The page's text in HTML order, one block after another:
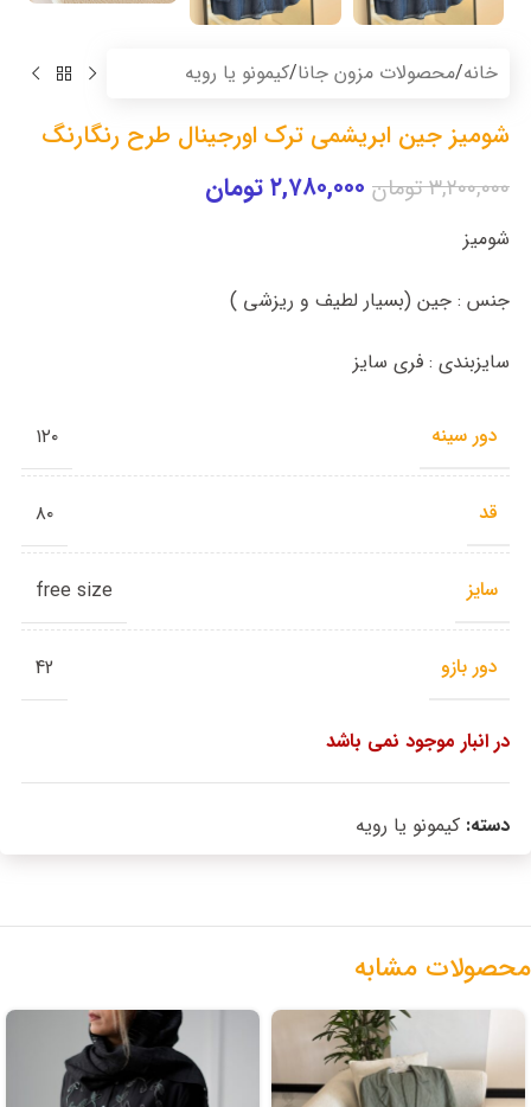
خانه/محصولات مزون جانا/کیمونو یا رویه
شومیز جین ابریشمی ترک اورجینال طرح رنگارنگ
۳,۲۰۰,۰۰۰ تومان ۲,۷۸۰,۰۰۰تومان
شومیز
جنس : جین (بسیار لطیف و ریزشی )
سایزبندی : فری سایز
دور سینه ۱۲۰
قد ۸۰
سایز free size
دور بازو 42
در انبار موجود نمی باشد
دسته: کیمونو یا رویه
محصولات مشابه